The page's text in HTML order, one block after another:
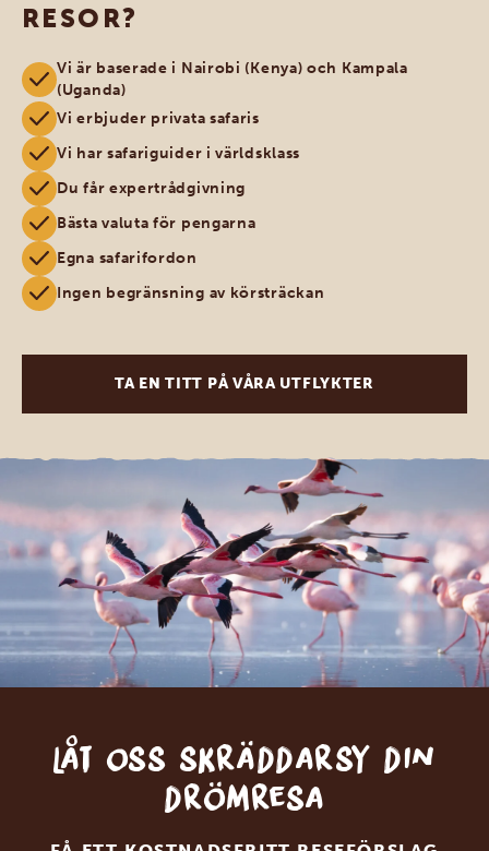
RESOR?
Vi är baserade i Nairobi (Kenya) och Kampala
(Uganda)
Vi erbjuder privata safaris
Vi har safariguider i världsklass
Du får expertrådgivning
Bästa valuta för pengarna
Egna safarifordon
Ingen begränsning av körsträckan
TA EN TITT PÅ VÅRA UTFLYKTER
Låt oss skräddarsy din
drömresa